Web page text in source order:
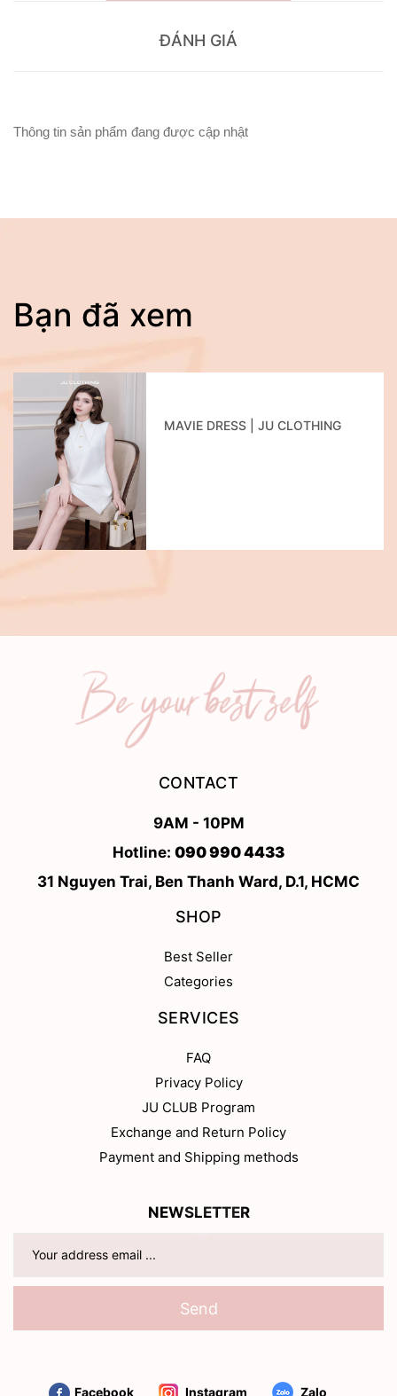
ĐÁNH GIÁ
Thông tin sản phẩm đang được cập nhật
Bạn đã xem
MAVIE DRESS | JU CLOTHING
CONTACT
9AM - 10PM
Hotline: 090 990 4433
31 Nguyen Trai, Ben Thanh Ward, D.1, HCMC
SHOP
Best Seller
Categories
SERVICES
FAQ
Privacy Policy
JU CLUB Program
Exchange and Return Policy
Payment and Shipping methods
NEWSLETTER
Send
Facebook Instagram Zalo